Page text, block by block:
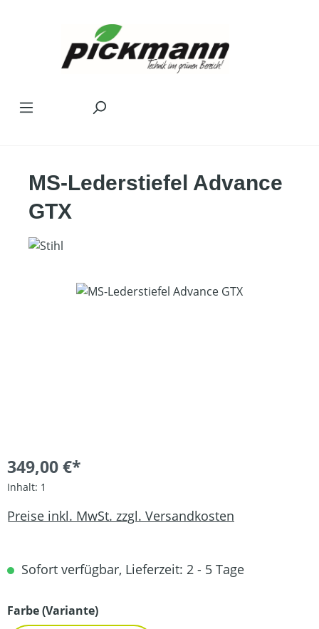
MS-Lederstiefel Advance
GTX
Bildergalerie überspringen
349,00 €*
Inhalt: 1
Preise inkl. MwSt. zzgl. Versandkosten
Sofort verfügbar, Lieferzeit: 2 - 5 Tage
Farbe (Variante)auswählen